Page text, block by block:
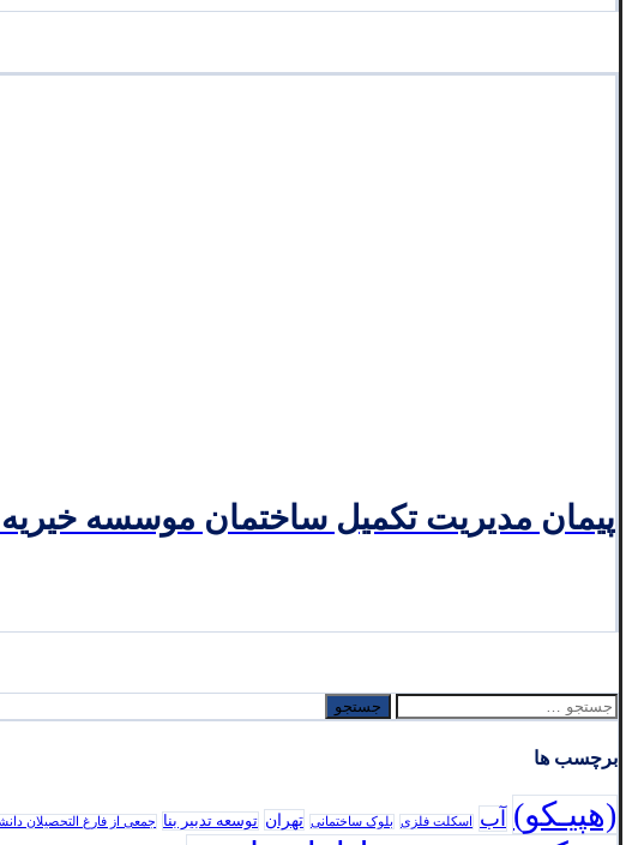
پیمان مدیریت تکمیل ساختمان موسسه
جستجو
برای:
برچسب ها
(هپیـکو) آب اسکلت فلزی بلوک ساختمانی تهران توسعه تدبير بنا جمعی از فارغ التحصیلان